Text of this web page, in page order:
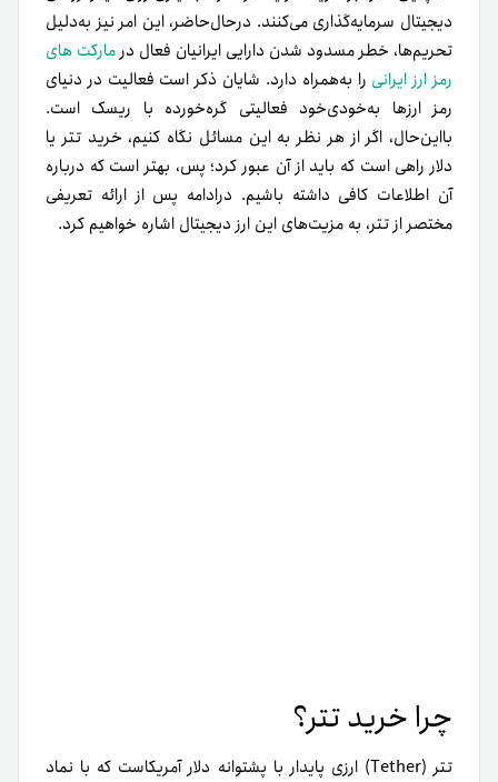
دیجیتال سرمایه‌گذاری می‌کنند. در‌حال‌حاضر، این امر نیز به‌دلیل
تحریم‌ها، خطر مسدود‌ شدن دارایی ایرانیان فعال درمارکت های
رمز ارز ایرانی را به‌همراه دارد. شایان ذکر است فعالیت در دنیای
رمز ارزها به‌خودی‌خود فعالیتی گره‌خورده با ریسک است.
با‌این‌حال، اگر از هر نظر به این مسائل نگاه کنیم، خرید تتر یا
دلار راهی است که باید از آن عبور کرد؛ پس، بهتر است که درباره
آن اطلاعات کافی داشته باشیم. درادامه پس از ارائه تعریفی
مختصر از تتر، به مزیت‌های این ارز دیجیتال اشاره خواهیم کرد.
چرا خرید تتر؟
تتر (Tether) ارزی پایدار با پشتوانه دلار آمریکاست که با نماد